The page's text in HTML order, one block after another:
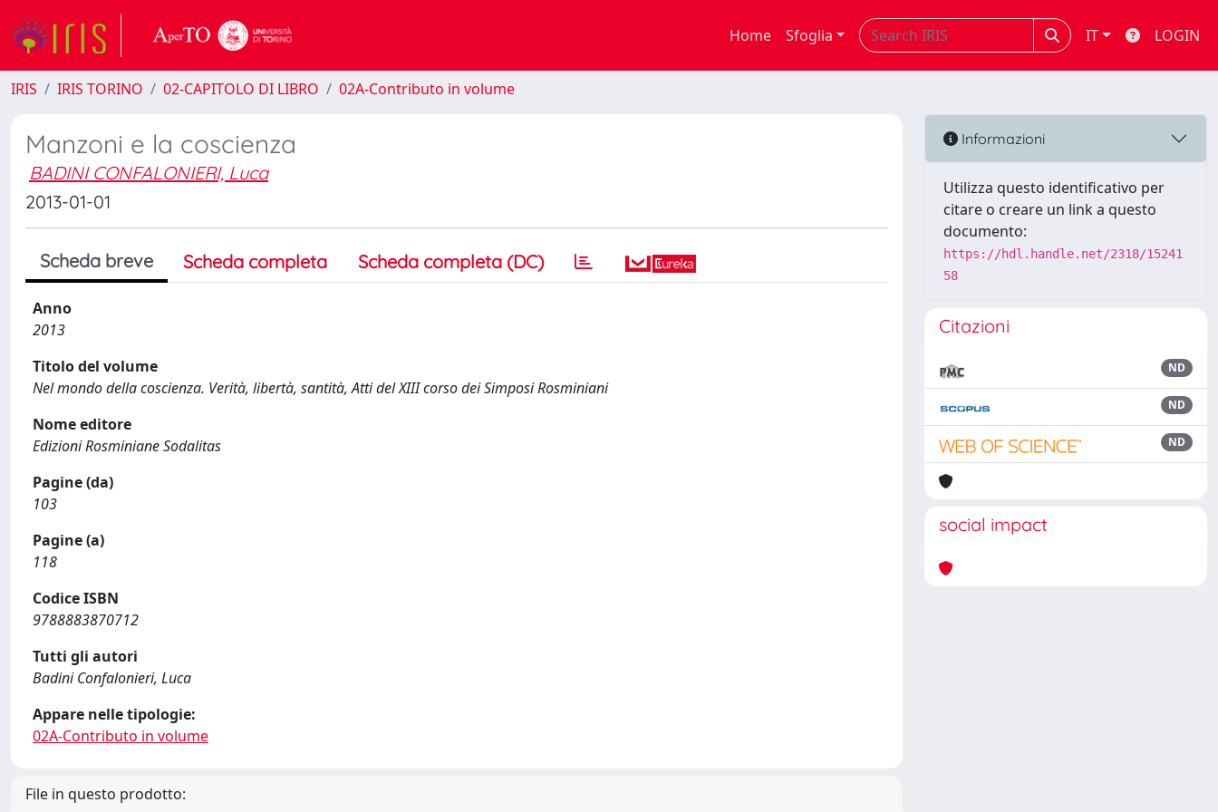
Home Sfoglia IT LOGIN
IRIS IRIS TORINO 02-CAPITOLO DI LIBRO 02A-Contributo in volume
Manzoni e la coscienza
BADINI CONFALONIERI, Luca
2013-01-01
Scheda breve Scheda completa Scheda completa (DC)
Anno
2013
Titolo del volume
Nel mondo della coscienza. Verità, libertà, santità, Atti del XIII corso dei Simposi Rosminiani
Nome editore
Edizioni Rosminiane Sodalitas
Pagine (da)
103
Pagine (a)
118
Codice ISBN
9788883870712
Tutti gli autori
Badini Confalonieri, Luca
Appare nelle tipologie:
02A-Contributo in volume
File in questo prodotto:
Informazioni
Utilizza questo identificativo per
citare o creare un link a questo
documento:
https://hdl.handle.net/2318/15241
58
Citazioni
ND
ND
ND
social impact